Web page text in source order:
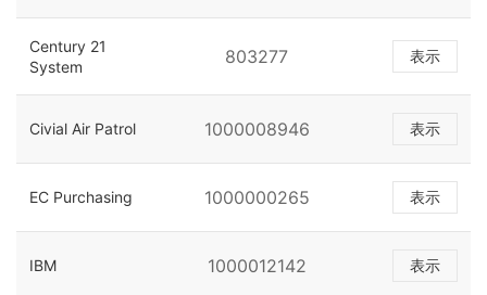
Century 21
System
803277 表示
Civial Air Patrol 1000008946 表示
EC Purchasing 1000000265 表示
IBM 1000012142 表示